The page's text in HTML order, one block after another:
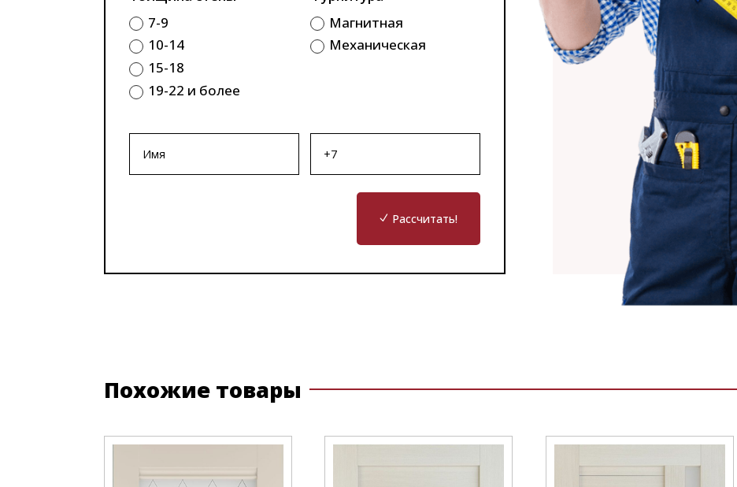
7-9
10-14
15-18
19-22 и более
Магнитная
Механическая
Рассчитать!
Похожие товары